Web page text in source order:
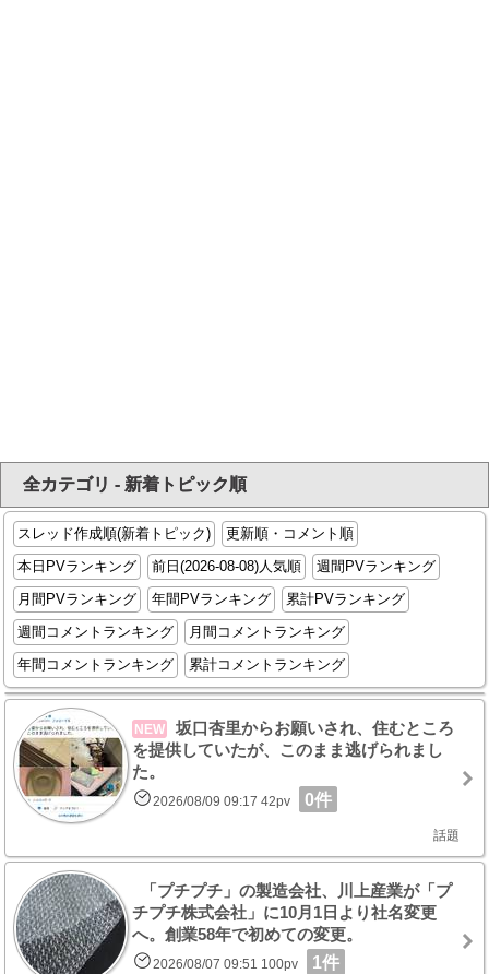
全カテゴリ - 新着トピック順
スレッド作成順(新着トピック)
更新順・コメント順
本日PVランキング
前日(2026-08-08)人気順
週間PVランキング
月間PVランキング
年間PVランキング
累計PVランキング
週間コメントランキング
月間コメントランキング
年間コメントランキング
累計コメントランキング
NEW
坂口杏里からお願いされ、住むところ
を提供していたが、このまま逃げられまし
た。
2026/08/09 09:17 42pv 0件
話題
「プチプチ」の製造会社、川上産業が「プ
チプチ株式会社」に10月1日より社名変更
へ。創業58年で初めての変更。
2026/08/07 09:51 100pv 1件